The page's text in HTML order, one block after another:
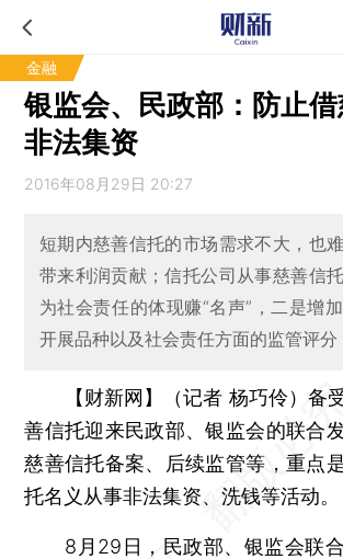
金融
银监会、民政部：防止
非法集资
2016年08月29日 20:27
短期内慈善信托的市场需求不大，也
带来利润贡献；信托公司从事慈善信
为社会责任的体现赚“名声”，二是增
开展品种以及社会责任方面的监管评分
【财新网】（记者 杨巧伶） 备
善信托迎来民政部、银监会的联合
慈善信托备案、后续监管等，重点
托名义从事非法集资、洗钱等活动。
8月29日，民政部、银监会联合